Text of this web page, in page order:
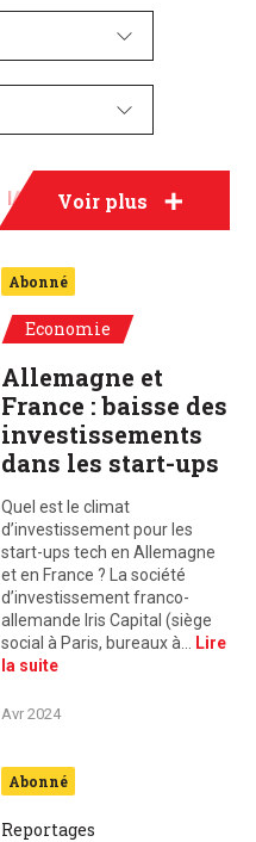
Voir plus
IA Innovation
Abonné
Economie
Allemagne et
France : baisse des
investissements
dans les start-ups
Quel est le climat
d’investissement pour les
start-ups tech en Allemagne
et en France ? La société
d’investissement franco-
allemande Iris Capital (siège
social à Paris, bureaux à…
Lire
la suite
Avr 2024
Abonné
Reportages